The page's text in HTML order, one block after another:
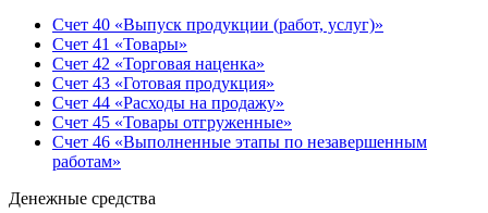
Счет 40 «Выпуск продукции (работ, услуг)»
Счет 41 «Товары»
Счет 42 «Торговая наценка»
Счет 43 «Готовая продукция»
Счет 44 «Расходы на продажу»
Счет 45 «Товары отгруженные»
Счет 46 «Выполненные этапы по незавершенным
работам»
Денежные средства